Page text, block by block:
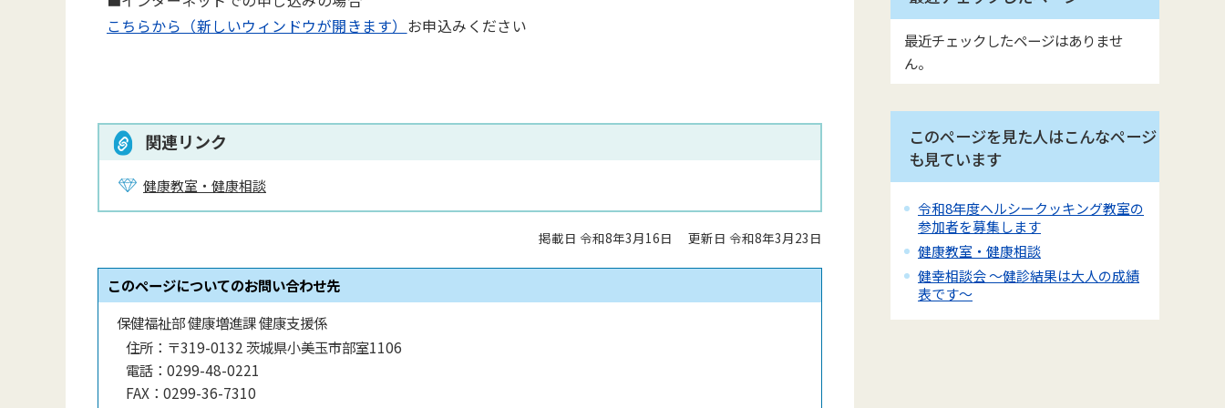
こちらから（新しいウィンドウが開きます） お申込みください
関連リンク
健康教室・健康相談
掲載日 令和8年3月16日 更新日 令和8年3月23日
このページについてのお問い合わせ先
保健福祉部 健康増進課 健康支援係
住所： 〒319-0132 茨城県小美玉市部室1106
電話： 0299-48-0221
FAX： 0299-36-7310
最近チェックしたページはありませ
ん。
このページを見た人はこんなページ
も見ています
令和8年度ヘルシークッキング教室の
参加者を募集します
健康教室・健康相談
健幸相談会 ～健診結果は大人の成績
表です～